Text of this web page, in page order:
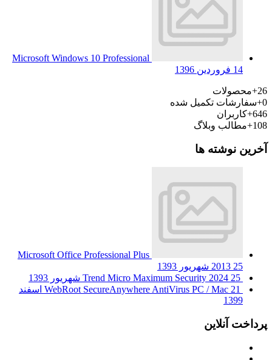
Microsoft Windows 10 Professional
14 فروردین 1396
26+
محصولات
0+ سفارشات تکمیل شده
646+ کاربران
108+
مطالب وبلاگ
آخرین نوشته ها
Microsoft Office Professional Plus
2013 25 شهریور 1393
Trend Micro Maximum Security 2024 25 شهریور 1393
WebRoot SecureAnywhere AntiVirus PC / Mac 21 اسفند
1399
پرداخت آنلاین